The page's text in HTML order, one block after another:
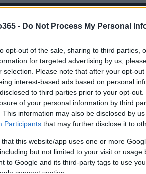
- Do Not Process My Personal
opt-out of the sale, sharing to third parties,
for targeted advertising by us,
selection. Please note that after your opt-
interest-based ads based on personal
to third parties prior to your opt-
of your personal information by third
This information may also be disclosed by
Participants that may further disclose it to
that this website/app uses one or more
but not limited to your visit or
to Google and its third-party tags to use
POWERED BY Ad
uma interface simples e suave
de verificação aos métodos